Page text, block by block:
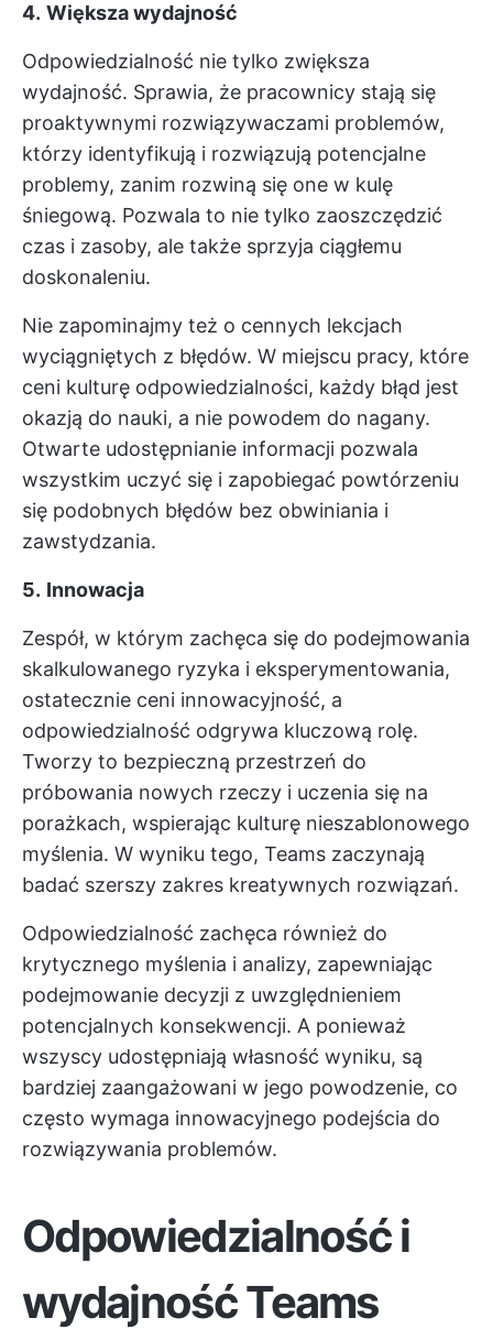
4. Większa wydajność
Odpowiedzialność nie tylko zwiększa
wydajność. Sprawia, że pracownicy stają się
proaktywnymi rozwiązywaczami problemów,
którzy identyfikują i rozwiązują potencjalne
problemy, zanim rozwiną się one w kulę
śniegową. Pozwala to nie tylko zaoszczędzić
czas i zasoby, ale także sprzyja ciągłemu
doskonaleniu.
Nie zapominajmy też o cennych lekcjach
wyciągniętych z błędów. W miejscu pracy, które
ceni kulturę odpowiedzialności, każdy błąd jest
okazją do nauki, a nie powodem do nagany.
Otwarte udostępnianie informacji pozwala
wszystkim uczyć się i zapobiegać powtórzeniu
się podobnych błędów bez obwiniania i
zawstydzania.
5. Innowacja
Zespół, w którym zachęca się do podejmowania
skalkulowanego ryzyka i eksperymentowania,
ostatecznie ceni innowacyjność, a
odpowiedzialność odgrywa kluczową rolę.
Tworzy to bezpieczną przestrzeń do
próbowania nowych rzeczy i uczenia się na
porażkach, wspierając kulturę nieszablonowego
myślenia. W wyniku tego, Teams zaczynają
badać szerszy zakres kreatywnych rozwiązań.
Odpowiedzialność zachęca również do
krytycznego myślenia i analizy, zapewniając
podejmowanie decyzji z uwzględnieniem
potencjalnych konsekwencji. A ponieważ
wszyscy udostępniają własność wyniku, są
bardziej zaangażowani w jego powodzenie, co
często wymaga innowacyjnego podejścia do
rozwiązywania problemów.
Odpowiedzialność i
wydajność Teams